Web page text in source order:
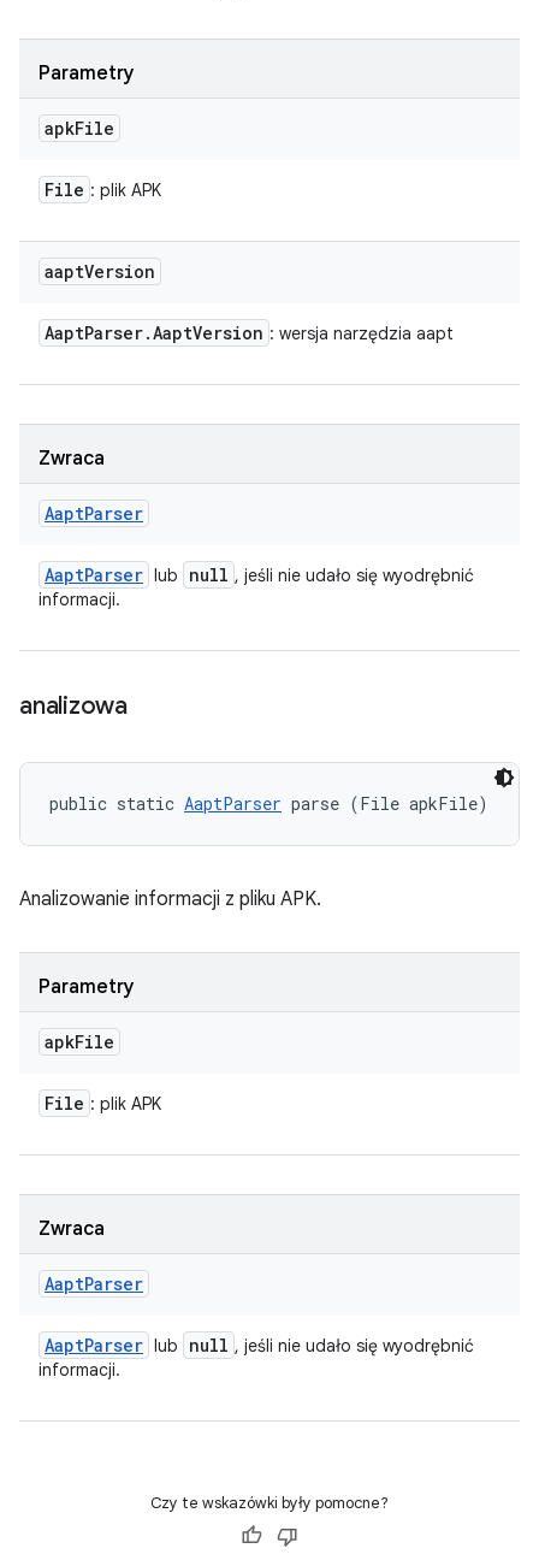
Parametry
apkFile
File : plik APK
aaptVersion
AaptParser.AaptVersion : wersja narzędzia aapt
Zwraca
AaptParser
AaptParser lub null , jeśli nie udało się wyodrębnić
informacji.
analizowa
public static AaptParser parse (File apkFile)
Analizowanie informacji z pliku APK.
Parametry
apkFile
File : plik APK
Zwraca
AaptParser
AaptParser lub null , jeśli nie udało się wyodrębnić
informacji.
Czy te wskazówki były pomocne?